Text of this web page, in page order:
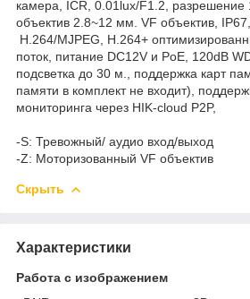
камера, ICR, 0.01lux/F1.2, разрешение
объектив 2.8~12 мм. VF объектив,
H.264/MJPEG, H.264+
поток, питание DC12V и PoE, 120dB
подсветка до 30 м., поддержка карт
памяти в комплект не входит),
мониторинга через
-S: Тревожный/ аудио вход/выход
-Z: Моторизованный VF объектив
Скрыть
Характеристики
Работа с изображением